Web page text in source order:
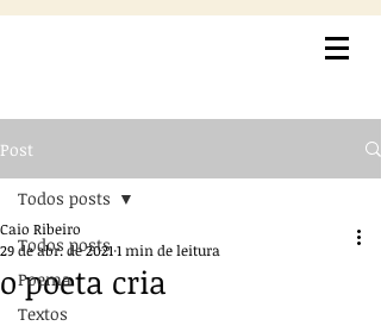
Post
Todos posts
Poema
Textos
Todos posts
o poeta cria
Caio Ribeiro
29 de abr. de 2021 1 min de leitura